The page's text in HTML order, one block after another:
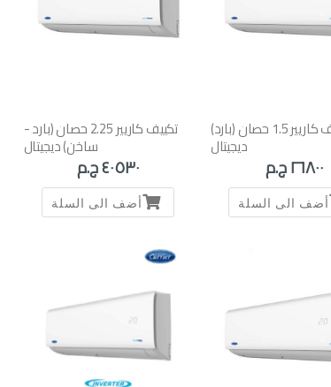
تكييف كاريير 1.5 حصان (بارد)
ديجيتال
٢٦٨٠٠ ج.م
أضف الى السلة
تكييف كاريير 2.25 حصان (بارد -
ساخن) ديجيتال
٤٠٥٣٠ ج.م
أضف الى السلة